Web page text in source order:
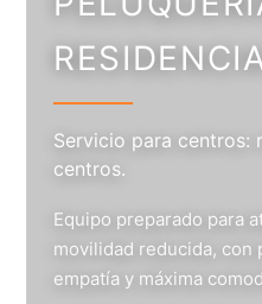
Servicio para centros:
centros.
Equipo preparado para
movilidad reducida, con
empatía y máxima